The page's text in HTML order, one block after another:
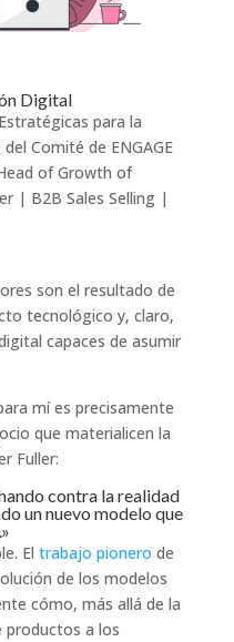
Digital
para la
Comité de ENGAGE
of Growth of
| B2B Sales Selling |
son el resultado de
tecnológico y, claro,
capaces de asumir
mí es precisamente
que materialicen la
Fuller:
contra la realidad
un nuevo modelo que
El trabajo pionero de
de los modelos
cómo, más allá de la
productos a los